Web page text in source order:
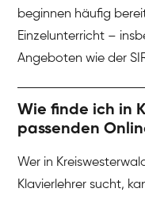
beginnen häufig
Einzelunterricht –
Angeboten wie der
Wie finde ich in
passenden
Wer in
Klavierlehrer sucht,